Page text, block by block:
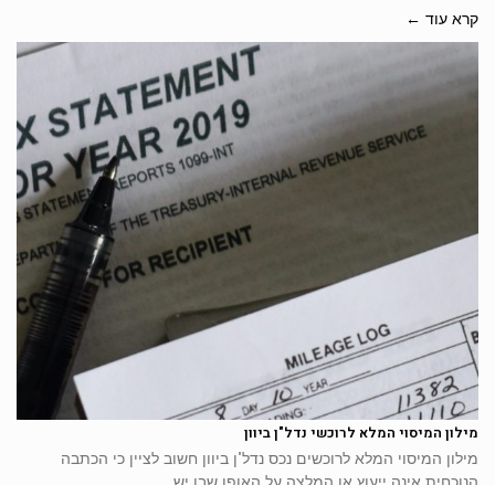
קרא עוד ←
מילון המיסוי המלא לרוכשי נדל"ן ביוון
מילון המיסוי המלא לרוכשים נכס נדל"ן ביוון חשוב לציין כי הכתבה
הנוכחית אינה ייעוץ או המלצה על האופן שבו יש